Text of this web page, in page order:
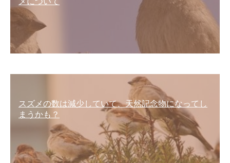
スズメの数は減少していて、天然記念物になってし
まうかも？